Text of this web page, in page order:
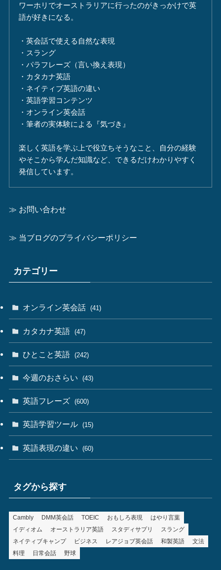
ワーホリでオーストラリアに行ったのがきっかけで英
語が好きになる。
・英会話で使える自然な表現
・スラング
・パラフレーズ（言い換え表現）
・カタカナ英語
・ネイティブ英語の違い
・英語学習コンテンツ
・オンライン英会話
・筆者の実体験による『気づき』
楽しく英語を学ぶ上で役立ちそうなこと、自分の経験
やそこから学んだ知識など、できるだけわかりやすく
発信しています。
≫ お問い合わせ
≫ 当ブログのプライバシーポリシー
カテゴリー
オンライン英会話 (41)
カタカナ英語 (47)
ひとこと英語 (242)
今週のおさらい (43)
英語フレーズ (600)
英語学習ツール (15)
英語表現の違い (60)
タグから探す
Cambly DMM英会話 TOEIC おもしろ表現
はやり言葉
イディオム
オーストラリア英語 スタディサプリ
スラング
ネイティブキャンプ
ビジネス レアジョブ英会話 和製英語
文法
料理
日常会話 野球